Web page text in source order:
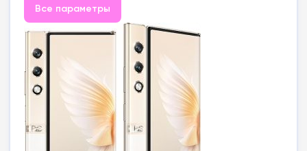
Все параметры